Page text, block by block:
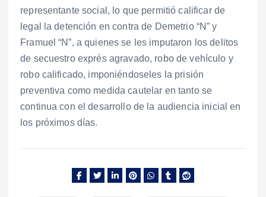
representante social, lo que permitió calificar de
legal la detención en contra de Demetrio “N” y
Framuel “N”, a quienes se les imputaron los delitos
de secuestro exprés agravado, robo de vehículo y
robo calificado, imponiéndoseles la prisión
preventiva como medida cautelar en tanto se
continua con el desarrollo de la audiencia inicial en
los próximos días.